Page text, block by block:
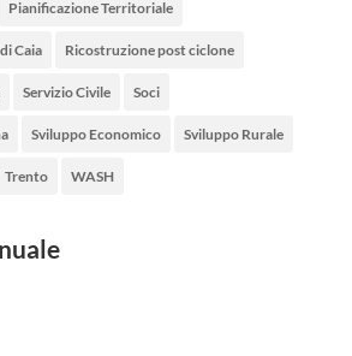
Pianificazione Territoriale
Caia Ricostruzione post ciclone
Servizio Civile Soci
Sviluppo Economico Sviluppo Rurale
Trento WASH